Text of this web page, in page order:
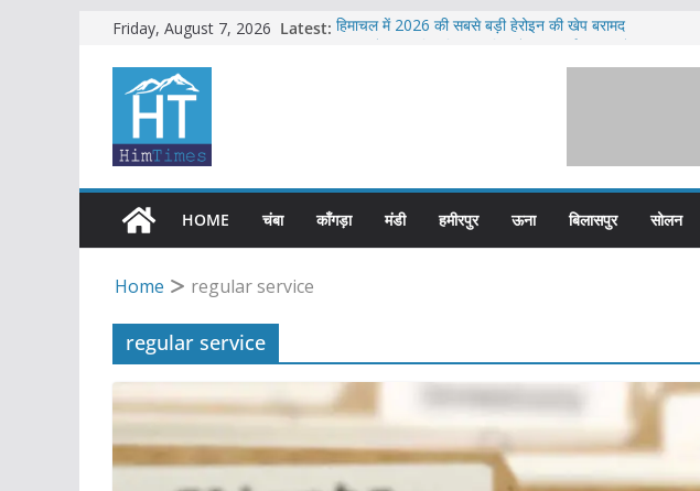
content
Friday, August 7, 2026 Latest: हिमाचल में 2026 की सबसे बड़ी हेरोइन की खेप बरामद
एचआरटीसी की बसों में अब हिम बस प्लस कार्ड से होगा रियायती सफर
HOME चंबा काँगड़ा मंडी हमीरपुर ऊना बिलासपुर सोलन
Home regular service
regular service